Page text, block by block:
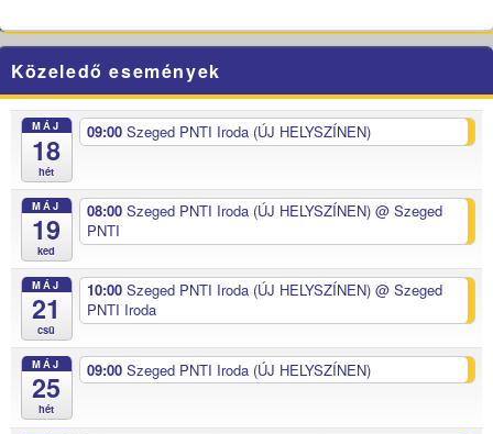
Közeledő események
MÁJ
18
hét
09:00 Szeged PNTI Iroda (ÚJ HELYSZÍNEN)
MÁJ
19
ked
08:00 Szeged PNTI Iroda (ÚJ HELYSZÍNEN) @ Szeged
PNTI
MÁJ
21
csü
10:00 Szeged PNTI Iroda (ÚJ HELYSZÍNEN) @ Szeged
PNTI Iroda
MÁJ
25
hét
09:00 Szeged PNTI Iroda (ÚJ HELYSZÍNEN)